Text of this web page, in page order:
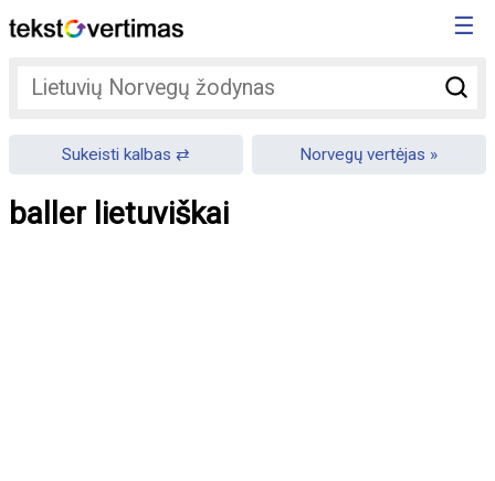
☰
Sukeisti kalbas Norvegų vertėjas
baller lietuviškai